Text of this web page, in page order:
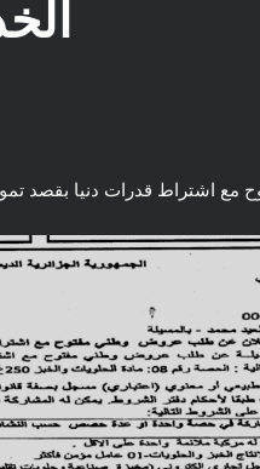
قدرات دنيا بقصد تموين